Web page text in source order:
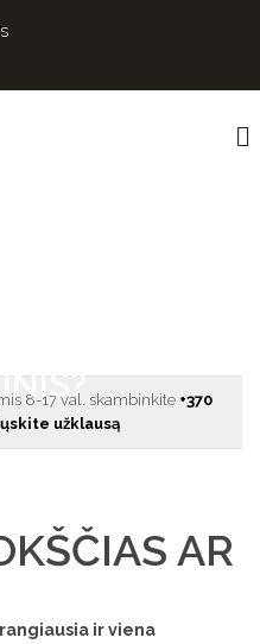
8-17 val. skambinkite +370
užklausą
AR
ir viena